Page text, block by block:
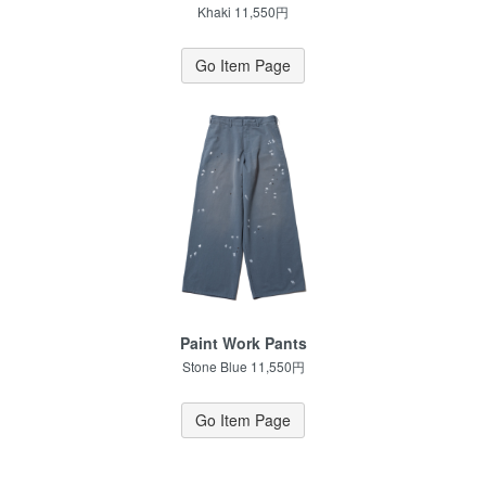
Khaki 11,550円
Go Item Page
Paint Work Pants
Stone Blue 11,550円
Go Item Page